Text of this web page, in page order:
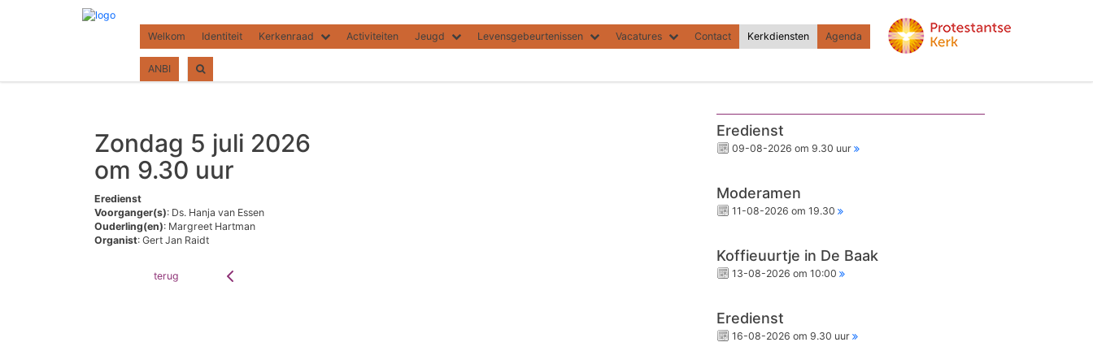
Welkom Identiteit Kerkenraad Activiteiten Jeugd Levensgebeurtenissen Vacatures Contact Kerkdiensten Agenda
ANBI
Zondag 5 juli 2026
om 9.30 uur
Eredienst
Voorganger(s): Ds. Hanja van Essen
Ouderling(en): Margreet Hartman
Organist: Gert Jan Raidt
terug
Eredienst
09-08-2026 om 9.30 uur
Moderamen
11-08-2026 om 19.30
Koffieuurtje in De Baak
13-08-2026 om 10:00
Eredienst
16-08-2026 om 9.30 uur